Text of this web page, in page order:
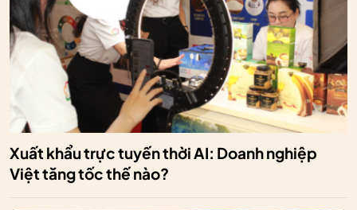
Xuất khẩu trực tuyến thời AI: Doanh nghiệp
Việt tăng tốc thế nào?